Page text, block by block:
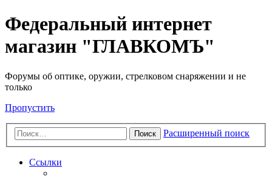
Федеральный интернет
магазин "ГЛАВКОМЪ"
Форумы об оптике, оружии, стрелковом снаряжении и не
только
Пропустить
Поиск Расширенный поиск
Ссылки